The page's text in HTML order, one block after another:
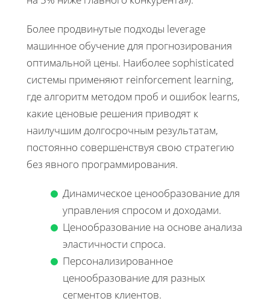
Более продвинутые подходы leverage
машинное обучение для прогнозирования
оптимальной цены. Наиболее sophisticated
системы применяют reinforcement learning,
где алгоритм методом проб и ошибок learns,
какие ценовые решения приводят к
наилучшим долгосрочным результатам,
постоянно совершенствуя свою стратегию
без явного программирования.
Динамическое ценообразование для
управления спросом и доходами.
Ценообразование на основе анализа
эластичности спроса.
Персонализированное
ценообразование для разных
сегментов клиентов.